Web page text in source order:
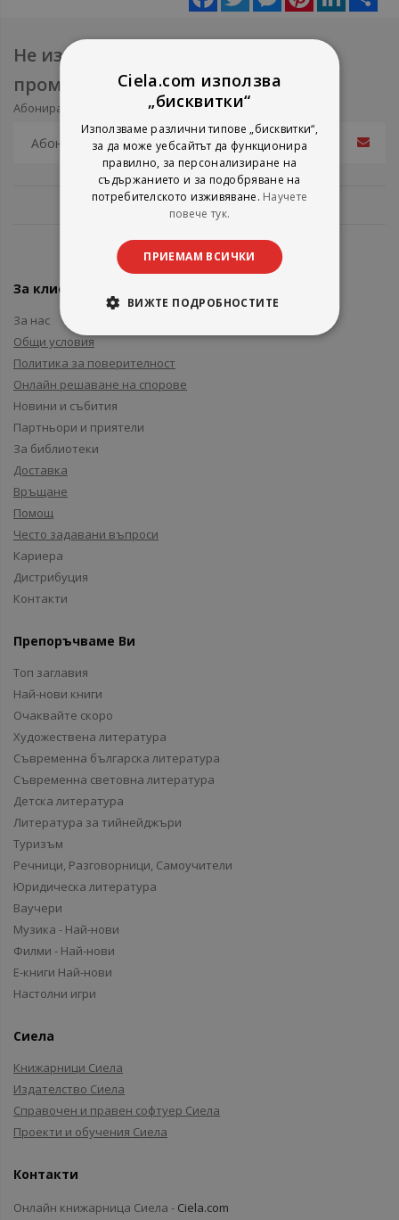
Не изпускайте нови продукти и
промоции
Абонирайте се за нашия e-mail бюлетин
За клиенти
За нас
Общи условия
Политика за поверителност
Онлайн решаване на спорове
Новини и събития
Партньори и приятели
За библиотеки
Доставка
Връщане
Помощ
Често задавани въпроси
Кариера
Дистрибуция
Контакти
Препоръчваме Ви
Топ заглавия
Най-нови книги
Очаквайте скоро
Художествена литература
Съвременна българска литература
Съвременна световна литература
Детска литература
Литература за тийнейджъри
Туризъм
Речници, Разговорници, Самоучители
Юридическа литература
Ваучери
Музика - Най-нови
Филми - Най-нови
Е-книги Най-нови
Настолни игри
Сиела
Книжарници Сиела
Издателство Сиела
Справочен и правен софтуер Сиела
Проекти и обучения Сиела
Контакти
Онлайн книжарница Сиела - Ciela.com
Ciela.com използва
„бисквитки“
Използваме различни типове „бисквитки“,
за да може уебсайтът да функционира
правилно, за персонализиране на
съдържанието и за подобряване на
потребителското изживяване. Научете
повече тук.
ПРИЕМАМ ВСИЧКИ
ВИЖТЕ ПОДРОБНОСТИТЕ